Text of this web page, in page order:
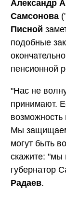
Александр
Самсонова
Писной
подобные
пенсионной
"Нас не
принимают.
Мы защищаем
могут быть
скажите: "мы
губернатор
Радаев.